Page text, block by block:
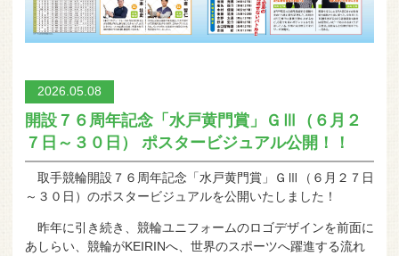
2026.05.08
開設７６周年記念「水戸黄門賞」ＧⅢ（６月２
７日～３０日） ポスタービジュアル公開！！
取手競輪開設７６周年記念「水戸黄門賞」ＧⅢ（６月２７日
～３０日）のポスタービジュアルを公開いたしました！
昨年に引き続き、競輪ユニフォームのロゴデザインを前面に
あしらい、競輪がKEIRINへ、世界のスポーツへ躍進する流れ